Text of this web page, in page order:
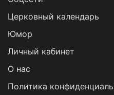
Церковный календарь
Юмор
Личный кабинет
О нас
Политика